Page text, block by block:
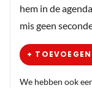
hem in de
mis geen
+
We hebben ook